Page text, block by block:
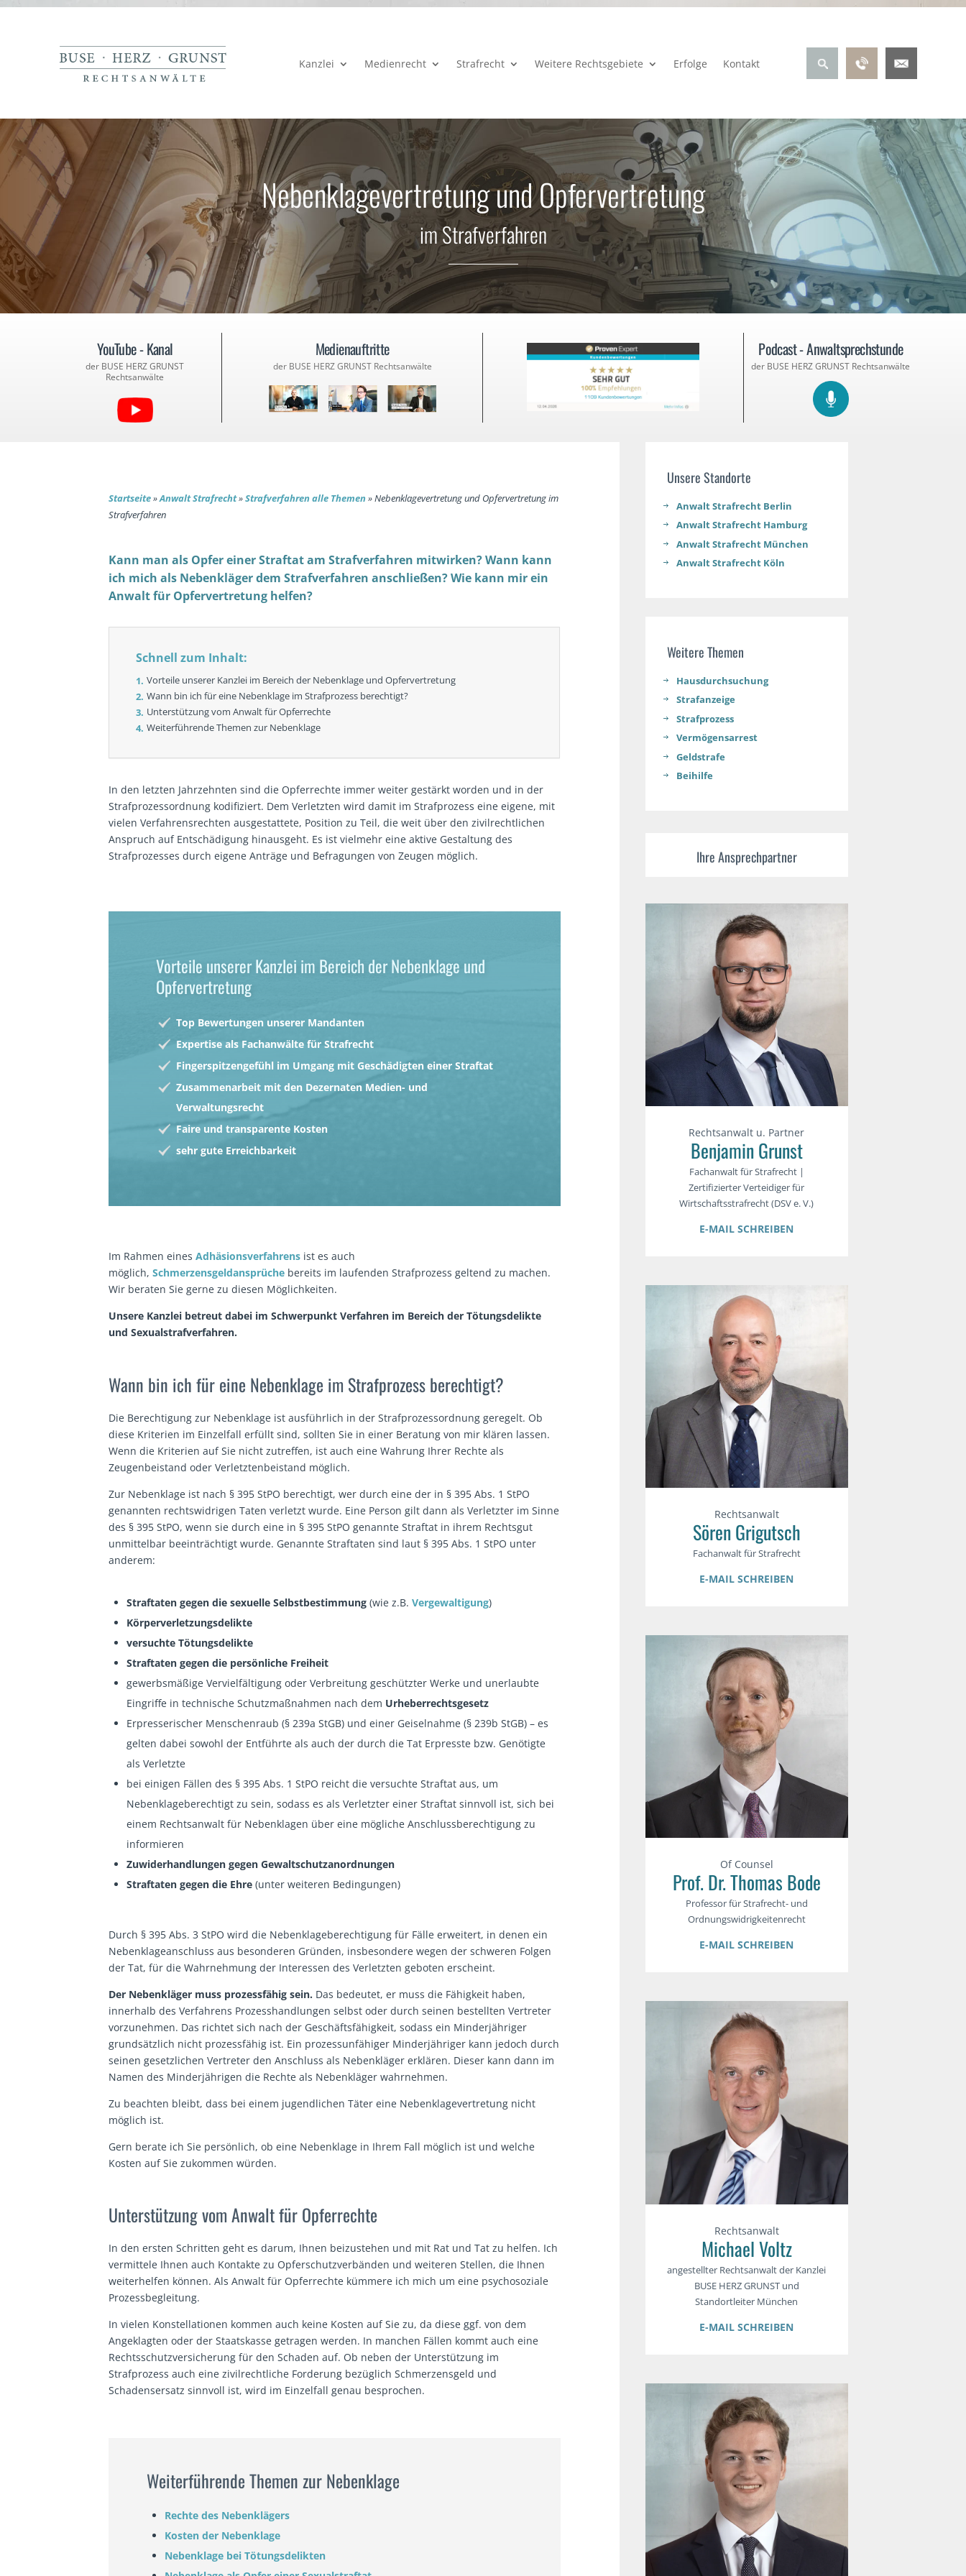
Kanzlei Medienrecht Strafrecht Weitere Rechtsgebiete Erfolge Kontakt
Nebenklagevertretung und Opfervertretung
im Strafverfahren
YouTube - Kanal
der BUSE HERZ GRUNST
Rechtsanwälte
Medienauftritte
der BUSE HERZ GRUNST Rechtsanwälte
Podcast - Anwaltsprechstunde
der BUSE HERZ GRUNST Rechtsanwälte
Startseite»Anwalt Strafrecht»Strafverfahren alle Themen »Nebenklagevertretung und Opfervertretung im
Strafverfahren
Kann man als Opfer einer Straftat am Strafverfahren mitwirken? Wann kann
ich mich als Nebenkläger dem Strafverfahren anschließen? Wie kann mir ein
Anwalt für Opfervertretung helfen?
Schnell zum Inhalt:
Vorteile unserer Kanzlei im Bereich der Nebenklage und Opfervertretung
Wann bin ich für eine Nebenklage im Strafprozess berechtigt?
Unterstützung vom Anwalt für Opferrechte
Weiterführende Themen zur Nebenklage
In den letzten Jahrzehnten sind die Opferrechte immer weiter gestärkt worden und in der
Strafprozessordnung kodifiziert. Dem Verletzten wird damit im Strafprozess eine eigene, mit
vielen Verfahrensrechten ausgestattete, Position zu Teil, die weit über den zivilrechtlichen
Anspruch auf Entschädigung hinausgeht. Es ist vielmehr eine aktive Gestaltung des
Strafprozesses durch eigene Anträge und Befragungen von Zeugen möglich.
Vorteile unserer Kanzlei im Bereich der Nebenklage und
Opfervertretung
Top Bewertungen unserer Mandanten
Expertise als Fachanwälte für Strafrecht
Fingerspitzengefühl im Umgang mit Geschädigten einer Straftat
Zusammenarbeit mit den Dezernaten Medien- und
Verwaltungsrecht
Faire und transparente Kosten
sehr gute Erreichbarkeit
Im Rahmen einesAdhäsionsverfahrens ist es auch
möglich,Schmerzensgeldansprüche bereits im laufenden Strafprozess geltend zu machen.
Wir beraten Sie gerne zu diesen Möglichkeiten.
Unsere Kanzlei betreut dabei im Schwerpunkt Verfahren im Bereich derTötungsdelikte
und Sexualstrafverfahren.
Wann bin ich für eine Nebenklage im Strafprozess berechtigt?
Die Berechtigung zur Nebenklage ist ausführlich in der Strafprozessordnung geregelt. Ob
diese Kriterien im Einzelfall erfüllt sind, sollten Sie in einer Beratung von mir klären lassen.
Wenn die Kriterien auf Sie nicht zutreffen, ist auch eine Wahrung Ihrer Rechte als
Zeugenbeistand oder Verletztenbeistand möglich.
Zur Nebenklage ist nach § 395 StPO berechtigt, wer durch eine der in § 395 Abs. 1 StPO
genannten rechtswidrigen Taten verletzt wurde. Eine Person gilt dann als Verletzter im Sinne
des § 395 StPO, wenn sie durch eine in § 395 StPO genannte Straftat in ihrem Rechtsgut
unmittelbar beeinträchtigt wurde. Genannte Straftaten sind laut § 395 Abs. 1 StPO unter
anderem:
Straftaten gegen die sexuelle Selbstbestimmung (wie z.B.Vergewaltigung)
Körperverletzungsdelikte
versuchte Tötungsdelikte
Straftaten gegen die persönliche Freiheit
gewerbsmäßige Vervielfältigung oder Verbreitung geschützter Werke und unerlaubte
Eingriffe in technische Schutzmaßnahmen nach dem Urheberrechtsgesetz
Erpresserischer Menschenraub (§ 239a StGB) und einer Geiselnahme (§ 239b StGB) – es
gelten dabei sowohl der Entführte als auch der durch die Tat Erpresste bzw. Genötigte
als Verletzte
bei einigen Fällen des § 395 Abs. 1 StPO reicht die versuchte Straftat aus, um
Nebenklageberechtigt zu sein, sodass es als Verletzter einer Straftat sinnvoll ist, sich bei
einem Rechtsanwalt für Nebenklagen über eine mögliche Anschlussberechtigung zu
informieren
Zuwiderhandlungen gegen Gewaltschutzanordnungen
Straftaten gegen die Ehre (unter weiteren Bedingungen)
Durch § 395 Abs. 3 StPO wird die Nebenklageberechtigung für Fälle erweitert, in denen ein
Nebenklageanschluss aus besonderen Gründen, insbesondere wegen der schweren Folgen
der Tat, für die Wahrnehmung der Interessen des Verletzten geboten erscheint.
Der Nebenkläger muss prozessfähig sein. Das bedeutet, er muss die Fähigkeit haben,
innerhalb des Verfahrens Prozesshandlungen selbst oder durch seinen bestellten Vertreter
vorzunehmen. Das richtet sich nach der Geschäftsfähigkeit, sodass ein Minderjähriger
grundsätzlich nicht prozessfähig ist. Ein prozessunfähiger Minderjähriger kann jedoch durch
seinen gesetzlichen Vertreter den Anschluss als Nebenkläger erklären. Dieser kann dann im
Namen des Minderjährigen die Rechte als Nebenkläger wahrnehmen.
Zu beachten bleibt, dass bei einem jugendlichen Täter eine Nebenklagevertretung nicht
möglich ist.
Gern berate ich Sie persönlich, ob eine Nebenklage in Ihrem Fall möglich ist und welche
Kosten auf Sie zukommen würden.
Unterstützung vom Anwalt für Opferrechte
In den ersten Schritten geht es darum, Ihnen beizustehen und mit Rat und Tat zu helfen. Ich
vermittele Ihnen auch Kontakte zu Opferschutzverbänden und weiteren Stellen, die Ihnen
weiterhelfen können. Als Anwalt für Opferrechte kümmere ich mich um eine psychosoziale
Prozessbegleitung.
In vielen Konstellationen kommen auch keine Kosten auf Sie zu, da diese ggf. von dem
Angeklagten oder der Staatskasse getragen werden. In manchen Fällen kommt auch eine
Rechtsschutzversicherung für den Schaden auf. Ob neben der Unterstützung im
Strafprozess auch eine zivilrechtliche Forderung bezüglich Schmerzensgeld und
Schadensersatz sinnvoll ist, wird im Einzelfall genau besprochen.
Weiterführende Themen zur Nebenklage
Rechte des Nebenklägers
Kosten der Nebenklage
Nebenklage bei Tötungsdelikten
Unsere Standorte
Anwalt Strafrecht Berlin
Anwalt Strafrecht Hamburg
Anwalt Strafrecht München
Anwalt Strafrecht Köln
Weitere Themen
Hausdurchsuchung
Strafanzeige
Strafprozess
Vermögensarrest
Geldstrafe
Beihilfe
Ihre Ansprechpartner
Rechtsanwalt u. Partner
Benjamin Grunst
Fachanwalt für Strafrecht |
Zertifizierter Verteidiger für
Wirtschaftsstrafrecht (DSV e. V.)
E-MAIL SCHREIBEN
Rechtsanwalt
Sören Grigutsch
Fachanwalt für Strafrecht
E-MAIL SCHREIBEN
Of Counsel
Prof. Dr. Thomas Bode
Professor für Strafrecht- und
Ordnungswidrigkeitenrecht
E-MAIL SCHREIBEN
Rechtsanwalt
Michael Voltz
angestellter Rechtsanwalt der Kanzlei
BUSE HERZ GRUNST und
Standortleiter München
E-MAIL SCHREIBEN